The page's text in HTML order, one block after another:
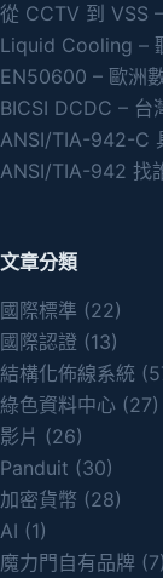
從 CCTV 到 VSS
Liquid Cooling –
EN50600 – 歐洲
BICSI DCDC – 台
ANSI/TIA-942-C
ANSI/TIA-942 找
文章分類
國際標準 (22)
國際認證 (13)
結構化佈線系統
綠色資料中心 (27)
影片 (26)
Panduit (30)
加密貨幣 (28)
AI (1)
魔力門自有品牌 (7)